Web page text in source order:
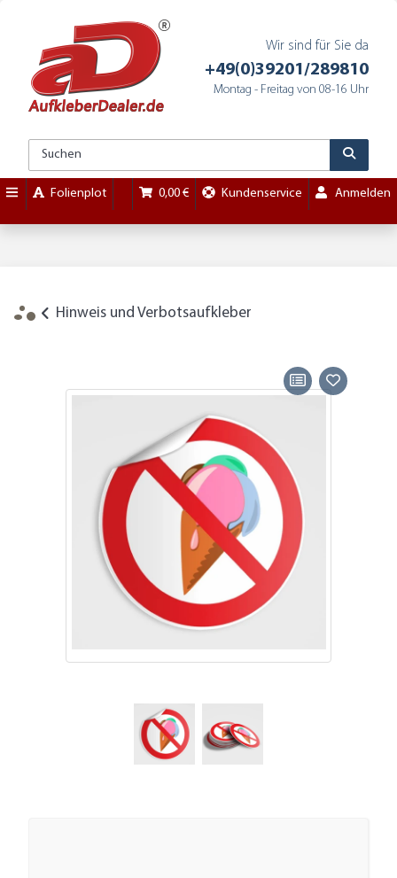
Wir sind für Sie da
+49(0)39201/289810
Montag - Freitag von 08-16 Uhr
Folienplot 0,00 € Kundenservice Anmelden
Hinweis und Verbotsaufkleber